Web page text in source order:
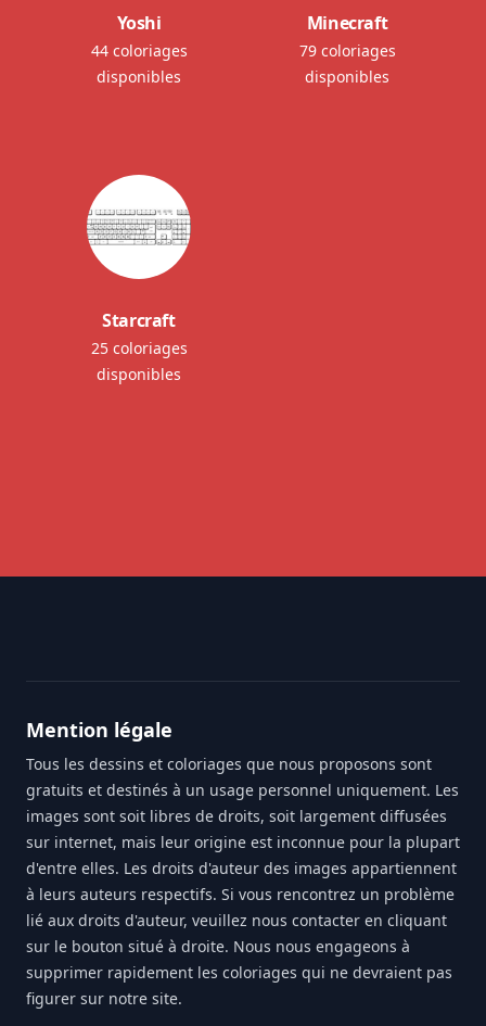
Yoshi
44 coloriages
disponibles
Minecraft
79 coloriages
disponibles
Starcraft
25 coloriages
disponibles
Mention légale
Tous les dessins et coloriages que nous proposons sont
gratuits et destinés à un usage personnel uniquement. Les
images sont soit libres de droits, soit largement diffusées
sur internet, mais leur origine est inconnue pour la plupart
d'entre elles. Les droits d'auteur des images appartiennent
à leurs auteurs respectifs. Si vous rencontrez un problème
lié aux droits d'auteur, veuillez nous contacter en cliquant
sur le bouton situé à droite. Nous nous engageons à
supprimer rapidement les coloriages qui ne devraient pas
figurer sur notre site.